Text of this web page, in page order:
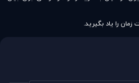
را یاد بگیرید.